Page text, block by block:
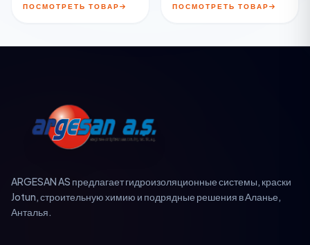
ПОСМОТРЕТЬ ТОВАР ПОСМОТРЕТЬ ТОВАР
ARGESAN AS предлагает гидроизоляционные системы, краски
Jotun, строительную химию и подрядные решения в Аланье,
Анталья.